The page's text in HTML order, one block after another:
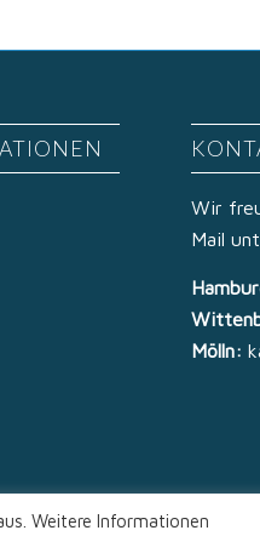
Wir
Mail
Mölln:
Weitere Informationen